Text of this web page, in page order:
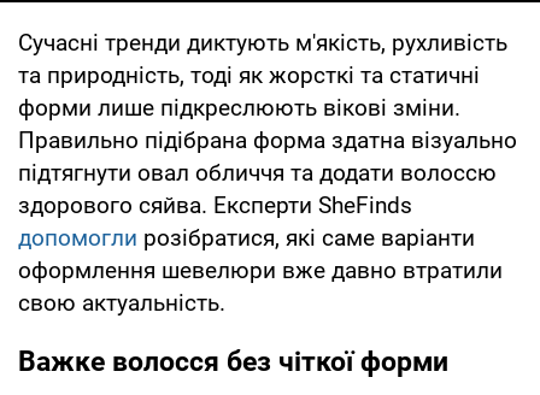
Сучасні тренди диктують м'якість, рухливість
та природність, тоді як жорсткі та статичні
форми лише підкреслюють вікові зміни.
Правильно підібрана форма здатна візуально
підтягнути овал обличчя та додати волоссю
здорового сяйва. Експерти SheFinds
допомогли розібратися, які саме варіанти
оформлення шевелюри вже давно втратили
свою актуальність.
Важке волосся без чіткої форми